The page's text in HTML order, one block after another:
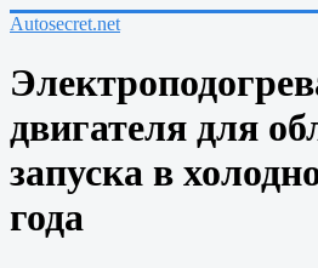
Autosecret.net
двигателя для
запуска в
года